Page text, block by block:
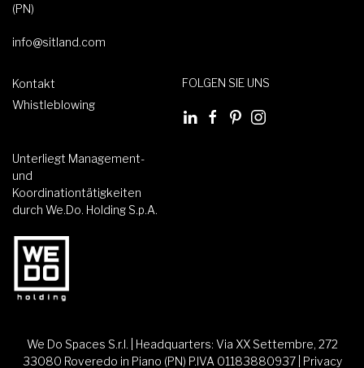
(PN)
info@sitland.com
Kontakt
Whistleblowing
FOLGEN SIE UNS
Unterliegt Management-
und
Koordinationtätigkeiten
durch We.Do. Holding S.p.A.
We Do Spaces S.r.l. | Headquarters: Via XX Settembre, 272
33080 Roveredo in Piano (PN) P.IVA 01183880937 | Privacy